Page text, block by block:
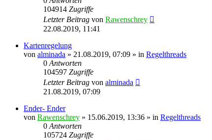
104914 Zugriffe
Letzter Beitrag von Rawenschrey
22.08.2019, 11:41
Kartenregelung
von alminada » 21.08.2019, 07:09 » in Regelthreads
0 Antworten
104597 Zugriffe
Letzter Beitrag von alminada
21.08.2019, 07:09
Ender- Ender
von Rawenschrey » 15.06.2019, 13:36 » in Regelthreads
0 Antworten
105724 Zugriffe